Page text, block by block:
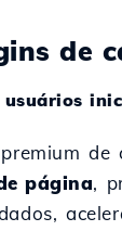
de
de
página,